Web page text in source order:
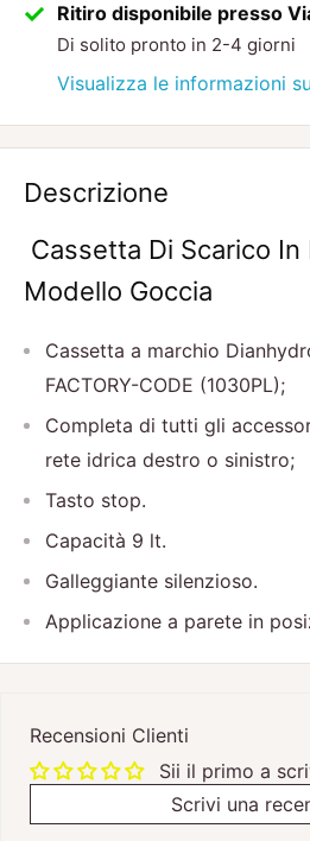
Ritiro disponibile presso
Di solito pronto in 2-4 giorni
Visualizza le informazioni
Descrizione
Cassetta Di Scarico In
Modello Goccia
Cassetta a marchio
FACTORY-CODE (1030PL);
Completa di tutti gli
rete idrica destro o sinistro;
Tasto stop.
Capacità 9 lt.
Galleggiante silenzioso.
Applicazione a parete in
Recensioni Clienti
Sii il primo a
Scrivi una